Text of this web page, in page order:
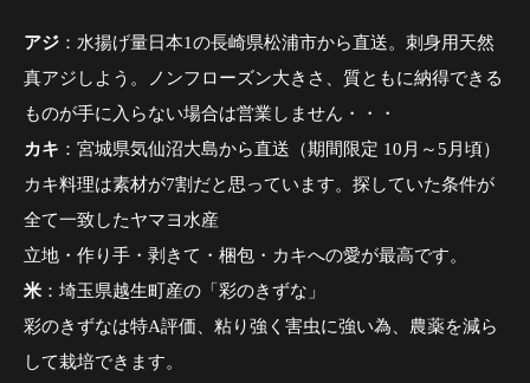
アジ ：水揚げ量日本1の長崎県松浦市から直送。刺身用天然
真アジしよう。ノンフローズン大きさ、質ともに納得できる
ものが手に入らない場合は営業しません・・・
カキ ：宮城県気仙沼大島から直送（期間限定 10月～5月頃）
カキ料理は素材が7割だと思っています。探していた条件が
全て一致したヤマヨ水産
立地・作り手・剥きて・梱包・カキへの愛が最高です。
米 ：埼玉県越生町産の「彩のきずな」
彩のきずなは特A評価、粘り強く害虫に強い為、農薬を減ら
して栽培できます。